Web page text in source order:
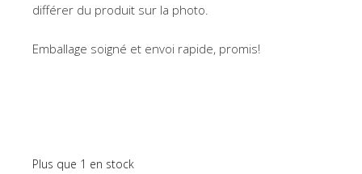
différer du produit sur la photo.
Emballage soigné et envoi rapide, promis!
Plus que 1 en stock